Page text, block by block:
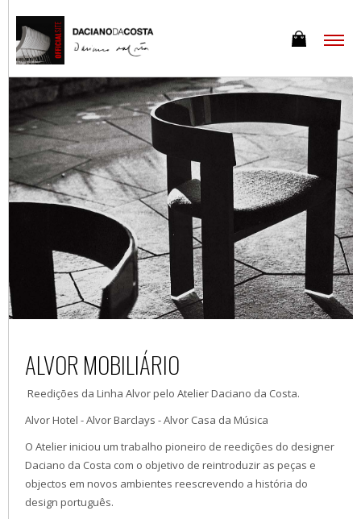
ALVOR MOBILIÁRIO
Reedições da Linha Alvor pelo Atelier Daciano da Costa.
Alvor Hotel - Alvor Barclays - Alvor Casa da Música
O Atelier iniciou um trabalho pioneiro de reedições do designer
Daciano da Costa com o objetivo de reintroduzir as peças e
objectos em novos ambientes reescrevendo a história do
design português.